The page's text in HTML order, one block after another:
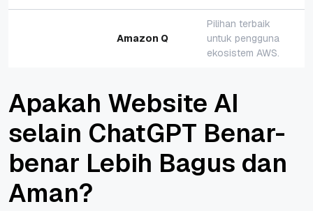
Amazon Q
Pilihan terbaik
untuk pengguna
ekosistem AWS.
Apakah Website AI
selain ChatGPT Benar-
benar Lebih Bagus dan
Aman?